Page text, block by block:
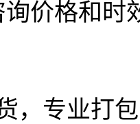
价格和时
，专业打包